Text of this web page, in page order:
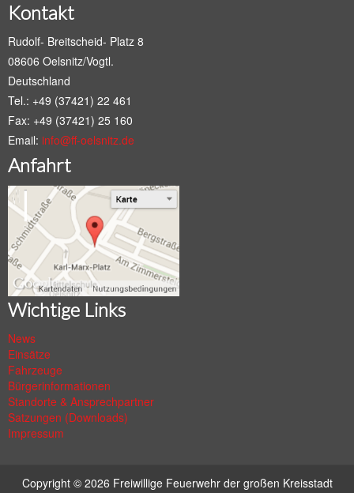
Kontakt
Rudolf- Breitscheid- Platz 8
08606 Oelsnitz/Vogtl.
Deutschland
Tel.: +49 (37421) 22 461
Fax: +49 (37421) 25 160
Email: info@ff-oelsnitz.de
Anfahrt
Wichtige Links
News
Einsätze
Fahrzeuge
Bürgerinformationen
Standorte & Ansprechpartner
Satzungen (Downloads)
Impressum
Copyright © 2026 Freiwillige Feuerwehr der großen Kreisstadt